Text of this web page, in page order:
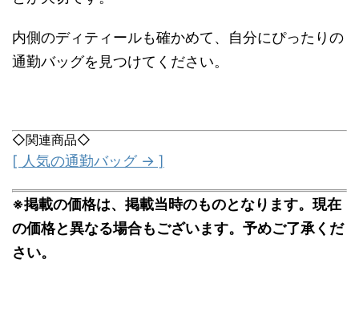
内側のディティールも確かめて、自分にぴったりの
通勤バッグを見つけてください。
◇関連商品◇
[ 人気の通勤バッグ → ]
※掲載の価格は、掲載当時のものとなります。現在
の価格と異なる場合もございます。予めご了承くだ
さい。